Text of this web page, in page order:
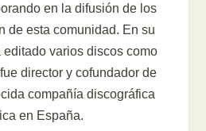
en la difusión de los
de esta comunidad. En su
varios discos como
director y cofundador de
compañía discográfica
en España.